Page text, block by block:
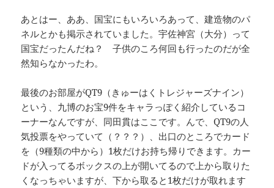
あとはー、ああ、国宝にもいろいろあって、建造物のパ
ネルとかも掲示されていました。宇佐神宮（大分）って
国宝だったんだね？ 子供のころ何回も行ったのだが全
然知らなかったわ。
最後のお部屋がQT9（きゅーはくトレジャーズナイン）
という、九博のお宝9件をキャラっぽく紹介しているコ
ーナーなんですが、同田貫はここです。んで、QT9の人
気投票をやっていて（？？？）、出口のところでカード
を（9種類の中から）1枚だけお持ち帰りできます。カー
ドが入ってるボックスの上が開いてるので上から取りた
くなっちゃいますが、下から取ると1枚だけが取れます